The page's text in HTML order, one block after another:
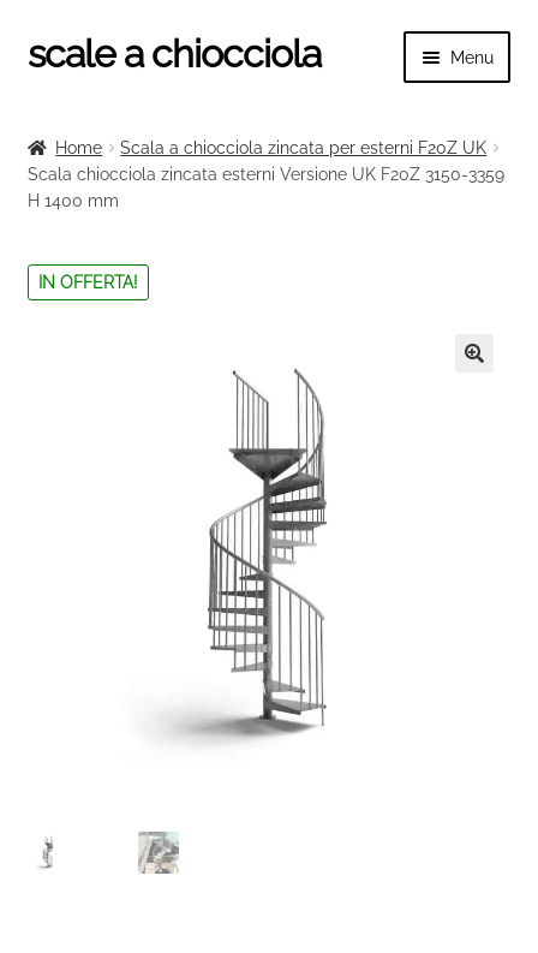
Vai
alla
Vai
al
scale a chiocciola Menu
il
menu
Tutte le scale
Ringhiere e balaustre
menu
Home
Scala a chiocciola zincata per esterni F20Z UK
Scala chiocciola zincata esterni Versione UK F20Z 3150-3359
H 1400 mm
IN OFFERTA!